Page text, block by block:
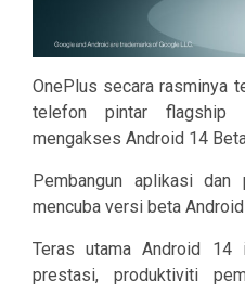
OnePlus secara rasminya
telefon pintar
mengakses Android 14
Pembangun aplikasi
mencuba versi beta
Teras utama Android 14
prestasi, produktiviti